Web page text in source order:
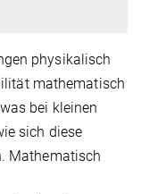
physikalisch
mathematisch
bei kleinen
sich diese
Mathematisch